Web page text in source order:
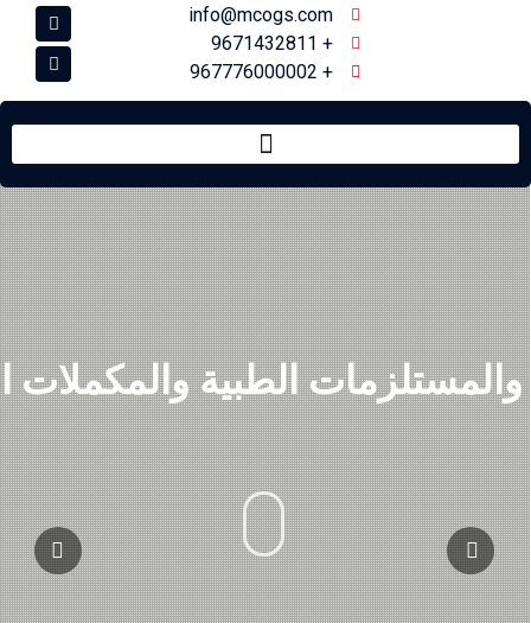
info@mcogs.com
+ 9671432811
+ 967776000002
والمستلزمات الطبية والمكملات